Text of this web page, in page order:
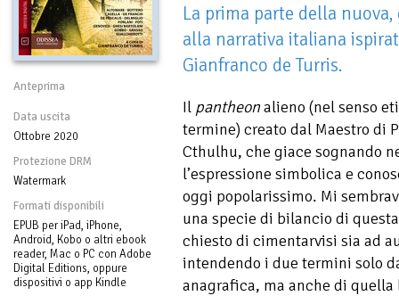
Anteprima
Data uscita
Ottobre 2020
Protezione DRM
Watermark
Formati disponibili
EPUB per iPad, iPhone,
Android, Kobo o altri ebook
reader, Mac o PC con Adobe
Digital Editions, oppure
dispositivi o app Kindle
La prima parte della
alla narrativa italiana
Gianfranco de Turris.
Il pantheonalieno (nel senso
termine) creato dal Maestro di
Cthulhu, che giace sognando
l’espressione simbolica e
oggi popolarissimo. Mi
una specie di bilancio di
chiesto di cimentarvisi sia ad
intendendo i due termini solo
anagrafica, ma anche di